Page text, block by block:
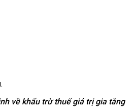
về khấu trừ thuế giá trị gia tăng